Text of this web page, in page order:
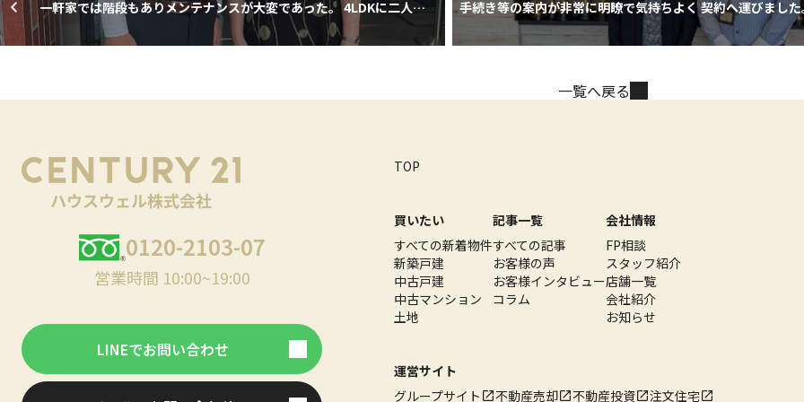
一軒家では階段もありメンテナンスが大変であった。 4LDKに二人で
住むのも大変なのでマンションに三人で住みたいと思った。
手続き等の案内が非常に明瞭で気持ちよく 契約へ運びまし
一覧へ戻る
0120-2103-07
営業時間 10:00~19:00
LINEでお問い合わせ
TOP
買いたい
すべての新着物件
新築戸建
中古戸建
中古マンション
土地
記事一覧
すべての記事
お客様の声
お客様インタビュー
コラム
会社情報
FP相談
スタッフ紹介
店舗一覧
会社紹介
お知らせ
運営サイト
グループサイト
不動産売却 不動産投資 注文住宅